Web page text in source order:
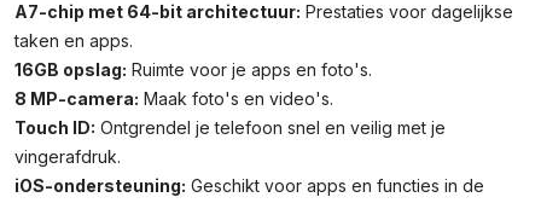
A7-chip met 64-bit architectuur: Prestaties voor dagelijkse
taken en apps.
16GB opslag: Ruimte voor je apps en foto's.
8 MP-camera: Maak foto's en video's.
Touch ID: Ontgrendel je telefoon snel en veilig met je
vingerafdruk.
iOS-ondersteuning: Geschikt voor apps en functies in de